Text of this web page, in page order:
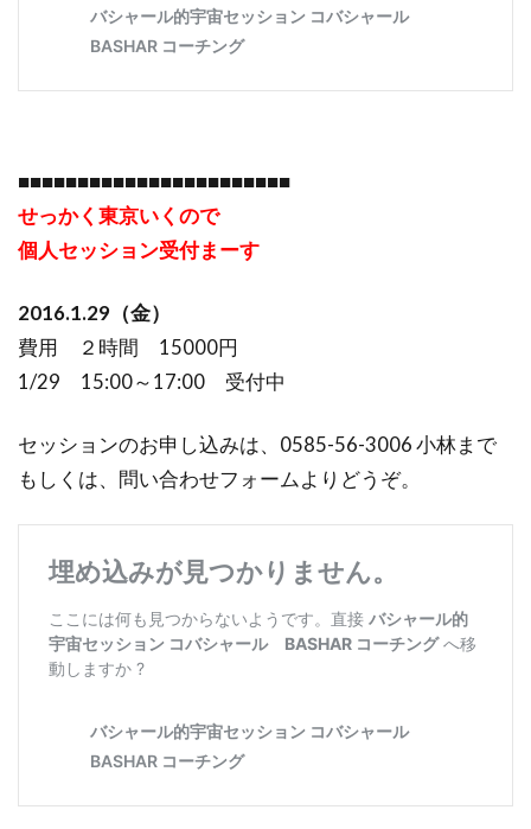
■■■■■■■■■■■■■■■■■■■■■■■
せっかく東京いくので
個人セッション受付まーす
2016.1.29（金）
費用 ２時間 15000円
1/29 15:00～17:00 受付中
セッションのお申し込みは、0585-56-3006 小林まで
もしくは、問い合わせフォームよりどうぞ。